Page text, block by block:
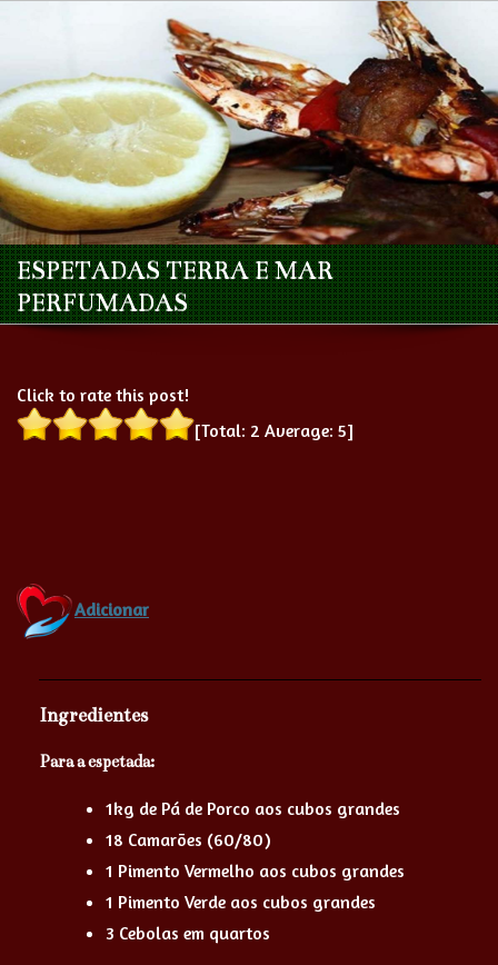
ESPETADAS TERRA E MAR
PERFUMADAS
Click to rate this post!
[Total: 2 Average: 5]
Adicionar
Ingredientes
Para a espetada:
1kg de Pá de Porco aos cubos grandes
18 Camarões (60/80)
1 Pimento Vermelho aos cubos grandes
1 Pimento Verde aos cubos grandes
3 Cebolas em quartos